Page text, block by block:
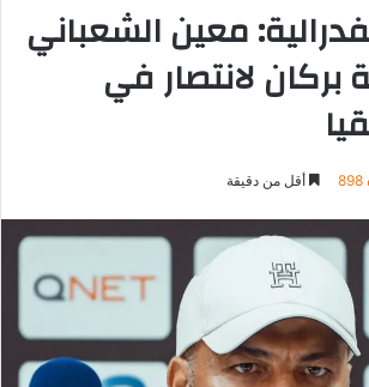
معين الشعباني
لانتصار في
898 أقل من دقيقة